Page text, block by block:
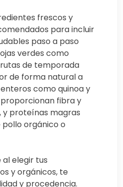
frescos y
para incluir
paso a paso
verdes como
de temporada
de forma natural a
como quinoa y
fibra y
y proteínas magras
orgánico o
elegir tus
y orgánicos, te
y procedencia.